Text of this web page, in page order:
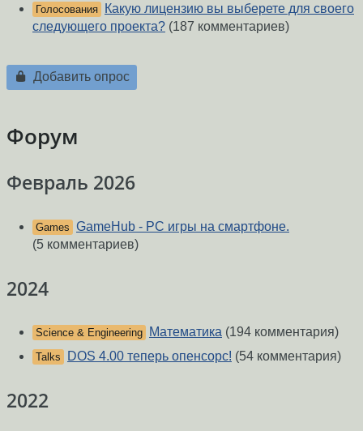
Голосования
Какую лицензию вы выберете для своего
следующего проекта? (187 комментариев)
Добавить опрос
Форум
Февраль 2026
Games GameHub - PC игры на смартфоне.
(5 комментариев)
2024
Science & Engineering Математика (194 комментария)
Talks DOS 4.00 теперь опенсорс! (54 комментария)
2022